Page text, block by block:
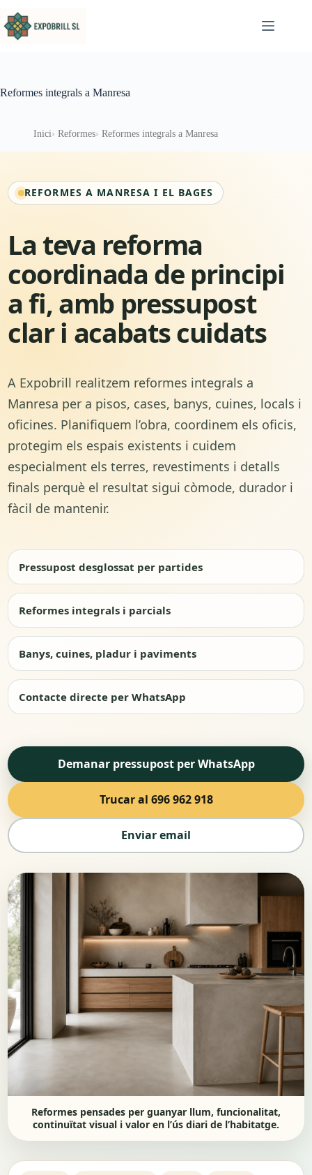
Reformes integrals a Manresa
Inici Reformes Reformes integrals a Manresa
REFORMES A MANRESA I EL BAGES
La teva reforma
coordinada de principi
a fi, amb pressupost
clar i acabats cuidats
A Expobrill realitzem reformes integrals a
Manresa per a pisos, cases, banys, cuines, locals i
oficines. Planifiquem l’obra, coordinem els oficis,
protegim els espais existents i cuidem
especialment els terres, revestiments i detalls
finals perquè el resultat sigui còmode, durador i
fàcil de mantenir.
Pressupost desglossat per partides
Reformes integrals i parcials
Banys, cuines, pladur i paviments
Contacte directe per WhatsApp
Demanar pressupost per WhatsApp
Trucar al 696 962 918
Enviar email
Reformes pensades per guanyar llum, funcionalitat,
continuïtat visual i valor en l’ús diari de l’habitatge.